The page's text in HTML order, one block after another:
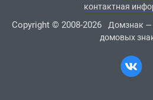
контактная
Copyright © 2008-2026
Домзнак —
домовых